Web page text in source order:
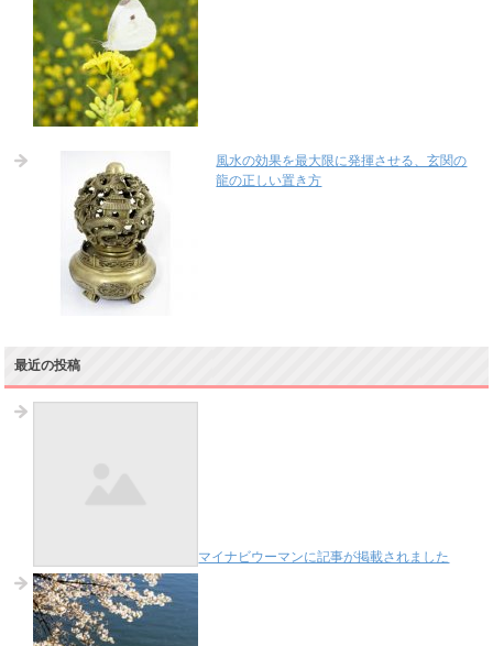
風水の効果を最大限に発揮させる、玄関の
龍の正しい置き方
最近の投稿
マイナビウーマンに記事が掲載されました